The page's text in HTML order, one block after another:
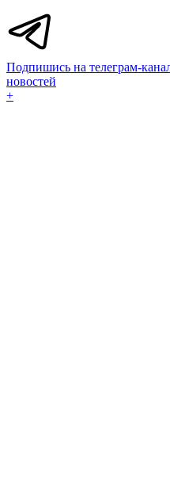
Подпишись на телеграм-
новостей
+